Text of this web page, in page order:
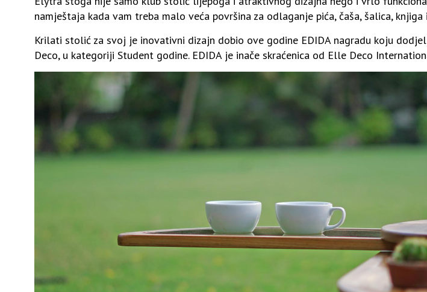
namještaja kada vam treba malo veća površina za odlaganje pića, čaša, šalica,
Krilati stolić za svoj je inovativni dizajn dobio ove godine EDIDA nagradu koju
Deco, u kategoriji Student godine. EDIDA je inače skraćenica od Elle Deco